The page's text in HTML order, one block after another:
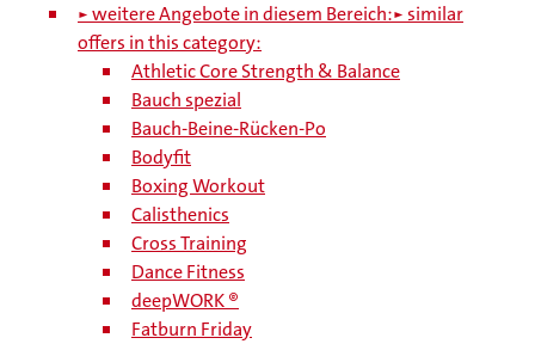
► weitere Angebote in diesem Bereich:► similar
offers in this category:
Athletic Core Strength & Balance
Bauch spezial
Bauch-Beine-Rücken-Po
Bodyfit
Boxing Workout
Calisthenics
Cross Training
Dance Fitness
deepWORK ®
Fatburn Friday